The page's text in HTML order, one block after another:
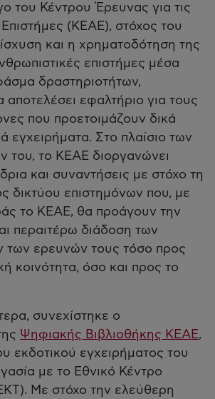
του Κέντρου Έρευνας για τις
(ΚΕΑΕ), στόχος του
και η χρηματοδότηση της
επιστήμες μέσα
δραστηριοτήτων,
αποτελέσει εφαλτήριο για τους
που προετοιμάζουν δικά
εγχειρήματα. Στο πλαίσιο των
του, το ΚΕΑΕ διοργανώνει
και συναντήσεις με στόχο τη
δικτύου επιστημόνων που, με
το ΚΕΑΕ, θα προάγουν την
περαιτέρω διάδοση των
των ερευνών τους τόσο προς
κοινότητα, όσο και προς το
συνεχίστηκε ο
Ψηφιακής Βιβλιοθήκης ΚΕΑΕ,
εκδοτικού εγχειρήματος του
με το Εθνικό Κέντρο
Με στόχο την ελεύθερη